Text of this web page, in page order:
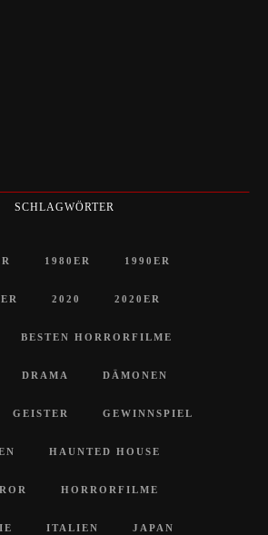
SCHLAGWÖRTER
1980ER 1990ER
2020 2020ER
BESTEN HORRORFILME
DRAMA DÄMONEN
GEISTER GEWINNSPIEL
HAUNTED HOUSE
HORRORFILME
ITALIEN JAPAN